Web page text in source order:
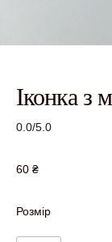
Іконка з
0.0/5.0
60 ₴
Розмір